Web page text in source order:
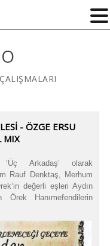
- ÖZGE ERSU
MIX
Arkadaş’ olarak
Rauf Denktaş, Merhum
değerli eşleri Aydın
Hanımefendilerin